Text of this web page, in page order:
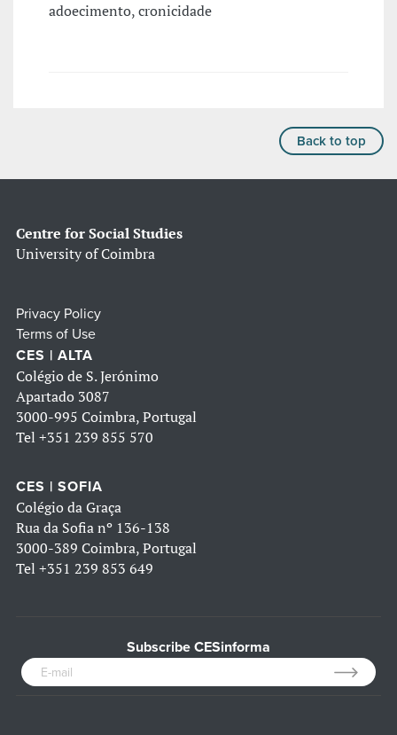
adoecimento, cronicidade
Back to top
Centre for Social Studies
University of Coimbra
Privacy Policy
Terms of Use
CES | ALTA
Colégio de S. Jerónimo
Apartado 3087
3000-995 Coimbra, Portugal
Tel +351 239 855 570
CES | SOFIA
Colégio da Graça
Rua da Sofia nº 136-138
3000-389 Coimbra, Portugal
Tel +351 239 853 649
Subscribe CESinforma